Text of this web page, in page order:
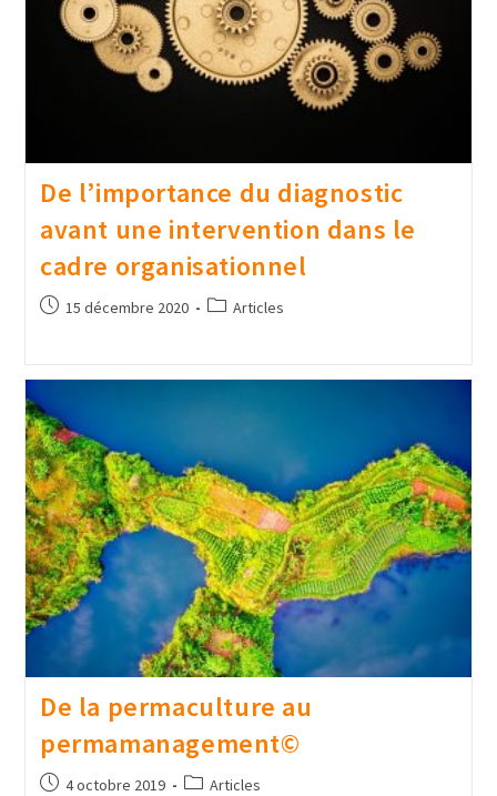
De l’importance du diagnostic
avant une intervention dans le
cadre organisationnel
15 décembre 2020 Articles
De la permaculture au
permamanagement©
4 octobre 2019 Articles